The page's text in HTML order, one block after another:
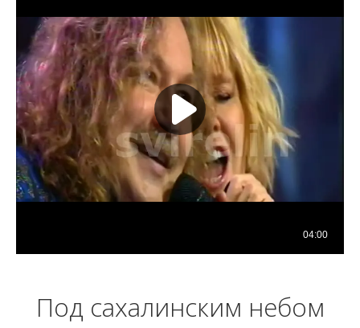
Под сахалинским небом